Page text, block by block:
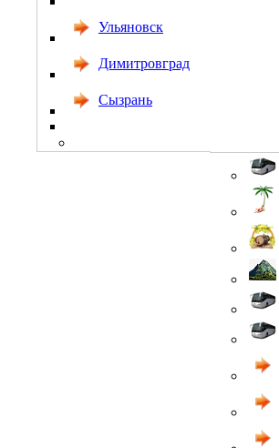
Ульяновск
Димитровград
Сызрань